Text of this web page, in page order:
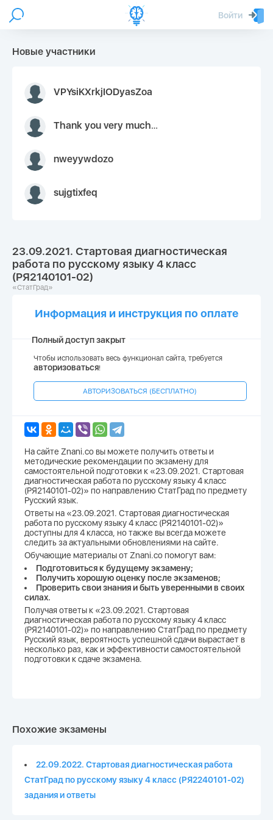
Войти
Новые участники
VPYsiKXrkjIODyasZoa
Thank you very much for your inquiry We appreciate you 9126052 https://youtube.com faceapple !
nweyywdozo
sujgtixfeq
23.09.2021. Стартовая диагностическая
работа по русскому языку 4 класс
(РЯ2140101-02)
«СтатГрад»
Информация и инструкция по оплате
Полный доступ закрыт
Чтобы использовать весь функционал сайта, требуется
авторизоваться!
АВТОРИЗОВАТЬСЯ (БЕСПЛАТНО)
На сайте Znani.co вы можете получить ответы и
методические рекомендации по экзамену для
самостоятельной подготовки к «23.09.2021. Стартовая
диагностическая работа по русскому языку 4 класс
(РЯ2140101-02)» по направлению СтатГрад по предмету
Русский язык.
Ответы на «23.09.2021. Стартовая диагностическая
работа по русскому языку 4 класс (РЯ2140101-02)»
доступны для 4 класса, но также вы всегда можете
следить за актуальными обновлениями на сайте.
Обучающие материалы от Znani.co помогут вам:
Подготовиться к будущему экзамену;
Получить хорошую оценку после экзаменов;
Проверить свои знания и быть уверенными в своих
силах.
Получая ответы к «23.09.2021. Стартовая
диагностическая работа по русскому языку 4 класс
(РЯ2140101-02)» по направлению СтатГрад по предмету
Русский язык, вероятность успешной сдачи вырастает в
несколько раз, как и эффективности самостоятельной
подготовки к сдаче экзамена.
Похожие экзамены
22.09.2022. Стартовая диагностическая работа
СтатГрад по русскому языку 4 класс (РЯ2240101-02)
задания и ответы